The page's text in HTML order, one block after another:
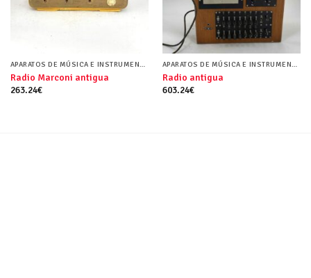
APARATOS DE MÚSICA E INSTRUMENTOS MUSICALES
Radio Marconi antigua
263.24€
APARATOS DE MÚSICA E INSTRUMENTOS MUSICALES
Radio antigua
603.24€